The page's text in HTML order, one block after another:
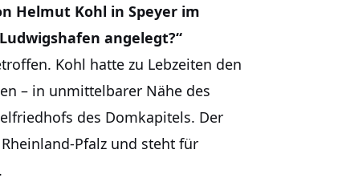
Helmut Kohl in Speyer im
angelegt?“
Kohl hatte zu Lebzeiten den
– in unmittelbarer Nähe des
des Domkapitels. Der
Pfalz und steht für